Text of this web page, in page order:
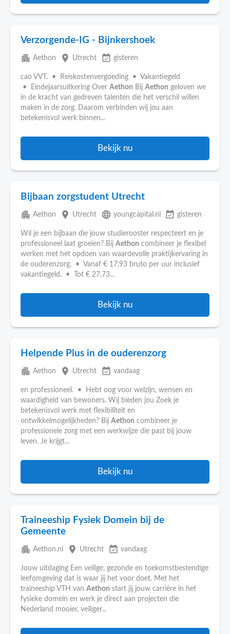
Verzorgende-IG - Bijnkershoek
apartment Aethon place Utrecht event_available gisteren
cao VVT. • Reiskostenvergoeding • Vakantiegeld
• Eindejaarsuitkering Over Aethon Bij Aethon geloven we
in de kracht van gedreven talenten die het verschil willen
maken in de zorg. Daarom verbinden wij jou aan
betekenisvol werk binnen...
Bekijk nu
Bijbaan zorgstudent Utrecht
apartment Aethon place Utrecht language youngcapital.nl event_available gisteren
Wil je een bijbaan die jouw studierooster respecteert en je
professioneel laat groeien? Bij Aethon combineer je flexibel
werken met het opdoen van waardevolle praktijkervaring in
de ouderenzorg. • Vanaf € 17,93 bruto per uur inclusief
vakantiegeld. • Tot € 27,73...
Bekijk nu
Helpende Plus in de ouderenzorg
apartment Aethon place Utrecht event_available vandaag
en professioneel. • Hebt oog voor welzijn, wensen en
waardigheid van bewoners. Wij bieden jou Zoek je
betekenisvol werk met flexibiliteit en
ontwikkelmogelijkheden? Bij Aethon combineer je
professionele zorg met een werkwijze die past bij jouw
leven. Je krijgt...
Bekijk nu
Traineeship Fysiek Domein bij de
Gemeente
apartment Aethon.nl place Utrecht event_available vandaag
Jouw uitdaging Een veilige, gezonde en toekomstbestendige
leefomgeving dat is waar jij het voor doet. Met het
traineeship VTH van Aethon start jij jouw carrière in het
fysieke domein en werk je direct aan projecten die
Nederland mooier, veiliger...